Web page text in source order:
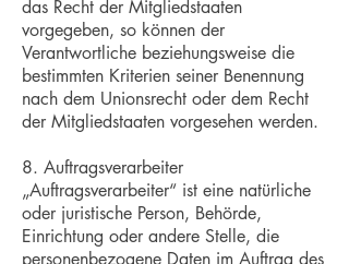
das Recht der Mitgliedstaaten
vorgegeben, so können der
Verantwortliche beziehungsweise die
bestimmten Kriterien seiner Benennung
nach dem Unionsrecht oder dem Recht
der Mitgliedstaaten vorgesehen werden.
8. Auftragsverarbeiter
„Auftragsverarbeiter“ ist eine natürliche
oder juristische Person, Behörde,
Einrichtung oder andere Stelle, die
personenbezogene Daten im Auftrag des